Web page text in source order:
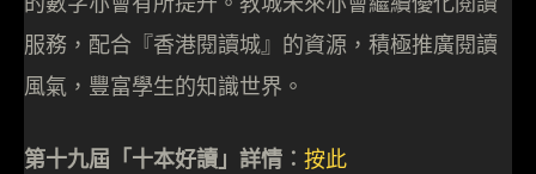
服務，配合『香港閱讀城』的資源，積極推廣閱讀
風氣，豐富學生的知識世界。
第十九屆「十本好讀」詳情︰ 按此